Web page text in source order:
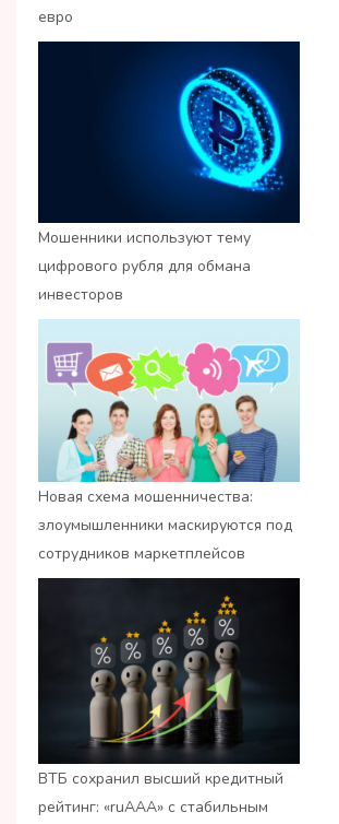
евро
Мошенники используют тему
цифрового рубля для обмана
инвесторов
Новая схема мошенничества:
злоумышленники маскируются под
сотрудников маркетплейсов
ВТБ сохранил высший кредитный
рейтинг: «ruАAA» с стабильным